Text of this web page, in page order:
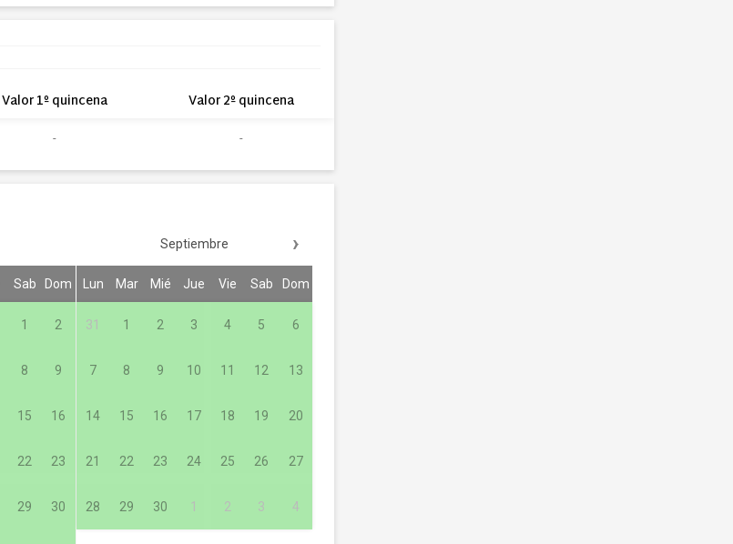
Valor 1º quincena
Valor 2º quincena
Sab Dom
1 2
8 9
15 16
22 23
29 30
Septiembre ›
Lun Mar Mié Jue Vie Sab Dom
31 1 2 3 4 5 6
7 8 9 10 11 12 13
14 15 16 17 18 19 20
21 22 23 24 25 26 27
28 29 30 1 2 3 4